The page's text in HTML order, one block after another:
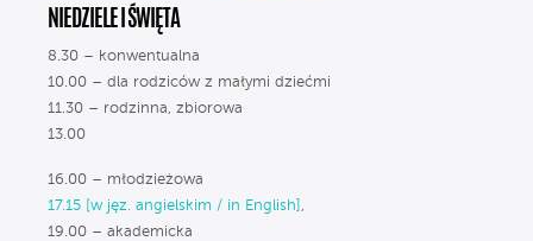
NIEDZIELE I ŚWIĘTA
8.30 – konwentualna
10.00 – dla rodziców z małymi dziećmi
11.30 – rodzinna, zbiorowa
13.00
16.00 – młodzieżowa
17.15 [w jęz. angielskim / in English]
19.00 – akademicka